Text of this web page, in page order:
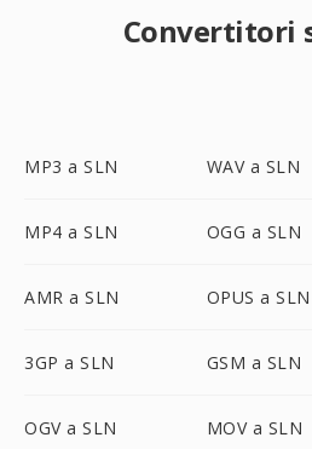
Convertitori
MP3 a SLN WAV a SLN
MP4 a SLN OGG a SLN
AMR a SLN OPUS a SLN
3GP a SLN GSM a SLN
OGV a SLN MOV a SLN